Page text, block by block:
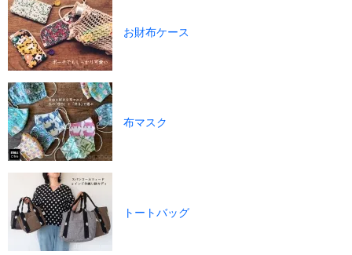
お財布ケース
布マスク
トートバッグ